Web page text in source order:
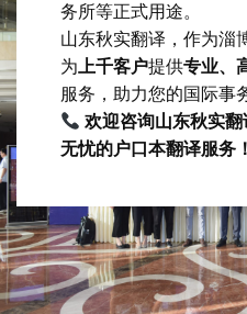
务所等正式用途。
山东秋实翻译，作为淄
为 上千客户提供专业、
服务，助力您的国际事
欢迎咨询山东秋实翻
无忧的户口本翻译服务！